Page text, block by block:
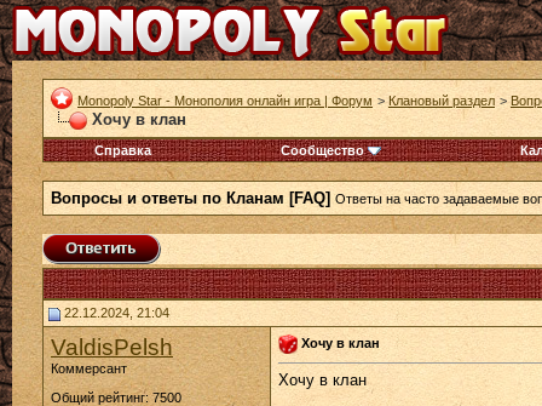
Monopoly Star - Монополия онлайн игра | Форум > Клановый раздел >
Хочу в клан
Справка Сообщество
Вопросы и ответы по Кланам [FAQ] Ответы на часто задаваемые
22.12.2024, 21:04
ValdisPelsh
Коммерсант
Общий рейтинг: 7500
Хочу в клан
Хочу в клан